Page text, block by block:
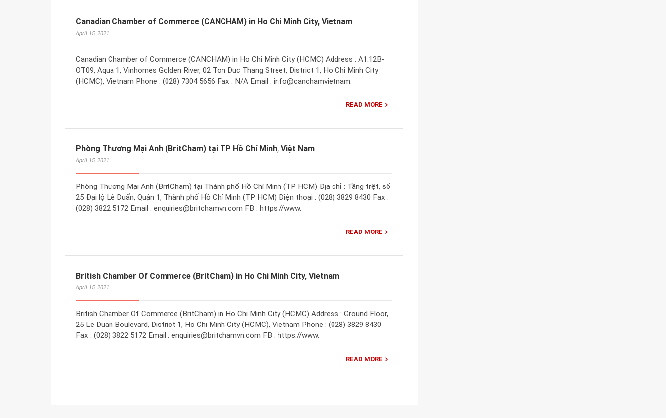
Canadian Chamber of Commerce (CANCHAM) in Ho Chi Minh City, Vietnam
April 15, 2021
Canadian Chamber of Commerce (CANCHAM) in Ho Chi Minh City (HCMC) Address : A1.12B-
OT09, Aqua 1, Vinhomes Golden River, 02 Ton Duc Thang Street, District 1, Ho Chi Minh City
(HCMC), Vietnam Phone : (028) 7304 5656 Fax : N/A Email : info@canchamvietnam.
READ MORE
Phòng Thương Mại Anh (BritCham) tại TP Hồ Chí Minh, Việt Nam
April 15, 2021
Phòng Thương Mại Anh (BritCham) tại Thành phố Hồ Chí Minh (TP HCM) Địa chỉ : Tầng trệt, số
25 Đại lộ Lê Duẩn, Quận 1, Thành phố Hồ Chí Minh (TP HCM) Điện thoại : (028) 3829 8430 Fax :
(028) 3822 5172 Email : enquiries@britchamvn.com FB : https://www.
READ MORE
British Chamber Of Commerce (BritCham) in Ho Chi Minh City, Vietnam
April 15, 2021
British Chamber Of Commerce (BritCham) in Ho Chi Minh City (HCMC) Address : Ground Floor,
25 Le Duan Boulevard, District 1, Ho Chi Minh City (HCMC), Vietnam Phone : (028) 3829 8430
Fax : (028) 3822 5172 Email : enquiries@britchamvn.com FB : https://www.
READ MORE